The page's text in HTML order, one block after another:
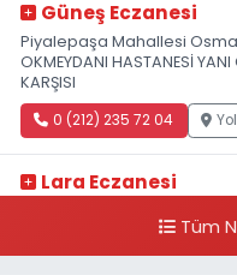
Güneş Eczanesi
Piyalepaşa Mahallesi
OKMEYDANI HASTANESİ
KARŞISI
0 (212) 235 72 04
Lara Eczanesi
HASTANESİ KARŞISI
Tüm